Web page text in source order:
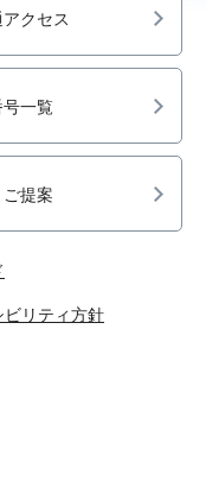
クセス
一覧
提案
ビリティ方針